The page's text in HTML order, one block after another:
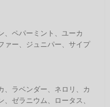
、ペパーミント、ユーカ
ァー、ジュニパー、サイプ
、ラベンダー、ネロリ、カ
ゼラニウム、ロータス、